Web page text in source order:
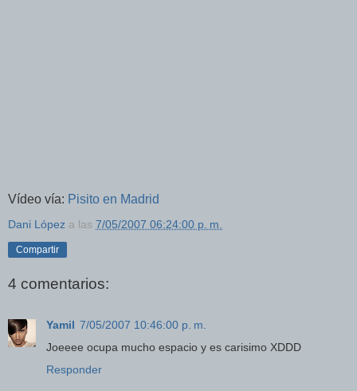
Vídeo vía: Pisito en Madrid
Dani López a las 7/05/2007 06:24:00 p. m.
Compartir
4 comentarios:
Yamil 7/05/2007 10:46:00 p. m.
Joeeee ocupa mucho espacio y es carisimo XDDD
Responder